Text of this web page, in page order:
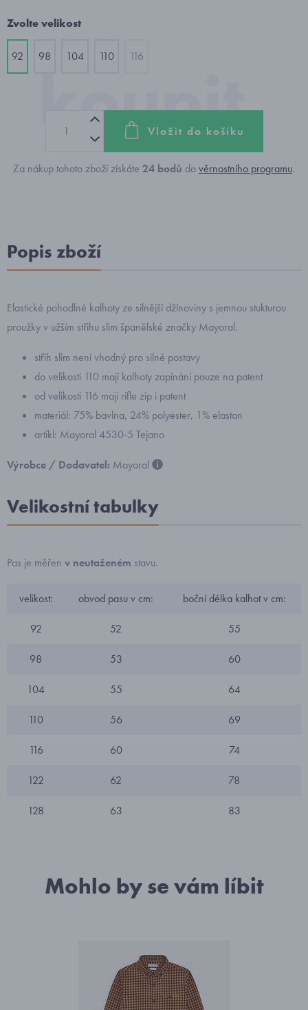
Zvolte velikost
92 98 104 110 116
Vložit do košíku
Za nákup tohoto zboží získáte 24 bodů dověrnostního programu.
Popis zboží
Elastické pohodlné kalhoty ze silnější džínoviny s jemnou stukturou
proužky v užším střihu slim španělské značky Mayoral.
střih slim není vhodný pro silné postavy
do velikosti 110 mají kalhoty zapínání pouze na patent
od velikosti 116 mají rifle zip i patent
materiál: 75% bavlna, 24% polyester, 1% elastan
artikl: Mayoral 4530-5 Tejano
Výrobce / Dodavatel: Mayoral
Velikostní tabulky
Pas je měřen v neutaženém stavu.
velikost: obvod pasu v cm: boční délka kalhot v cm:
92 52 55
98 53 60
104 55 64
110 56 69
116 60 74
122 62 78
128 63 83
Mohlo by se vám líbit